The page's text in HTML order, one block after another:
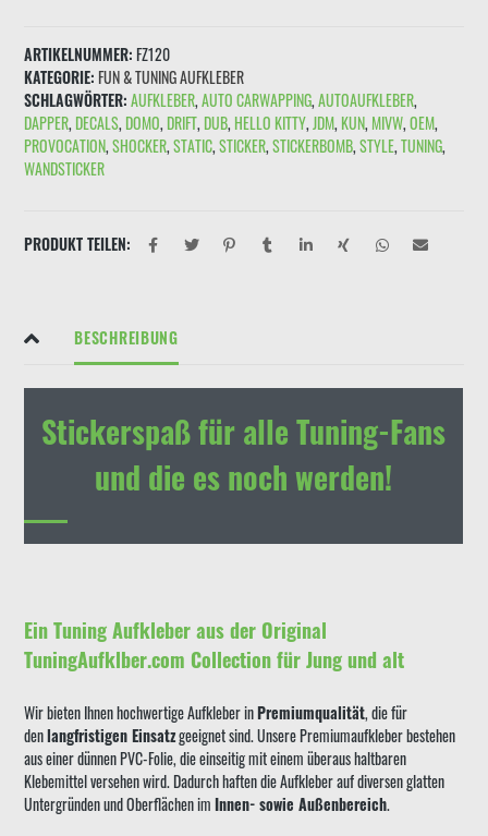
Tiere
&
Kleinwagen
unbedingt
fernhalten!"
Bunt
ARTIKELNUMMER: FZ120
KATEGORIE: FUN & TUNING AUFKLEBER
SCHLAGWÖRTER: AUFKLEBER,AUTO CARWAPPING,AUTOAUFKLEBER,
DAPPER, DECALS, DOMO, DRIFT, DUB, HELLO KITTY,JDM, KUN, MIVW,OEM,
PROVOCATION,SHOCKER,STATIC,STICKER,STICKERBOMB,STYLE,TUNING,
WANDSTICKER
PRODUKT TEILEN:
BESCHREIBUNG
Stickerspaß für alle Tuning-Fans
und die es noch werden!
Ein Tuning Aufkleber aus der Original
TuningAufklber.com Collection für Jung und alt
Wir bieten Ihnen hochwertige Aufkleber inPremiumqualität, die für
denlangfristigen Einsatzgeeignet sind. Unsere Premiumaufkleber bestehen
aus einer dünnen PVC-Folie, die einseitig mit einem überaus haltbaren
Klebemittel versehen wird. Dadurch haften die Aufkleber auf diversen glatten
Untergründen und Oberflächen imInnen- sowie Außenbereich.